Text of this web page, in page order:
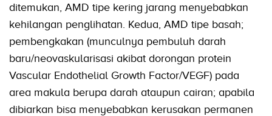
ditemukan, AMD tipe kering jarang menyebabkan
kehilangan penglihatan. Kedua, AMD tipe basah;
pembengkakan (munculnya pembuluh darah
baru/neovaskularisasi akibat dorongan protein
Vascular Endothelial Growth Factor/VEGF) pada
area makula berupa darah ataupun cairan; apabila
dibiarkan bisa menyebabkan kerusakan permanen